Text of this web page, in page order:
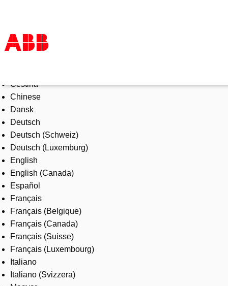
Products & Solutions
Industries
Services
About us
Where to buy
Contact us
Careers
Čeština
Chinese
Dansk
Deutsch
Deutsch (Schweiz)
Deutsch (Luxemburg)
English
English (Canada)
Español
Français
Français (Belgique)
Français (Canada)
Français (Suisse)
Français (Luxembourg)
Italiano
Italiano (Svizzera)